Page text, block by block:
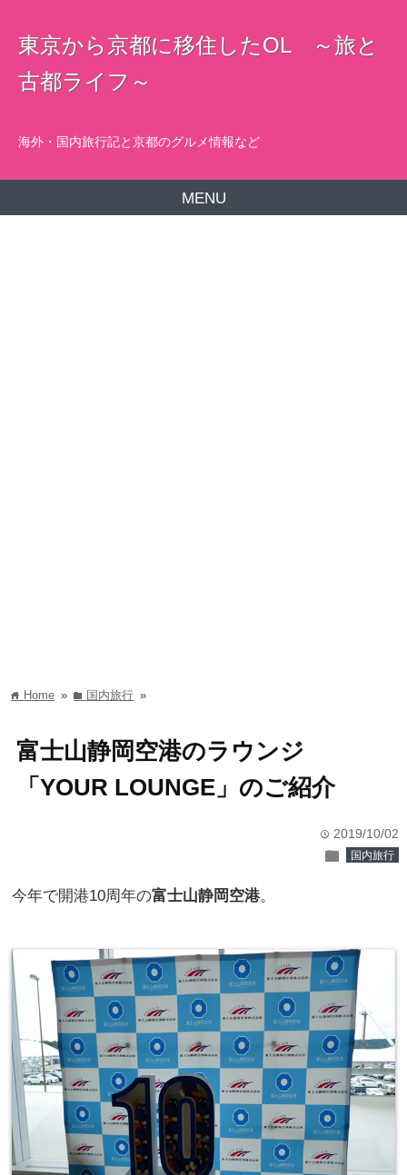
東京から京都に移住したOL ～旅と
古都ライフ～
海外・国内旅行記と京都のグルメ情報など
MENU
home Home » folder 国内旅行 »
富士山静岡空港のラウンジ
「YOUR LOUNGE」のご紹介
time 2019/10/02
folder 国内旅行
今年で開港10周年の富士山静岡空港。